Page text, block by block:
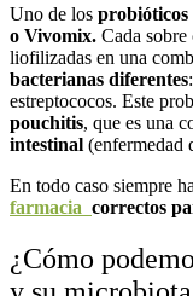
Uno de los probióticos
o Vivomix. Cada
liofilizadas en una
bacterianas diferentes
estreptococos. Este
pouchitis, que es una
intestinal (enfermedad
En todo caso siempre
farmacia correctos
¿Cómo